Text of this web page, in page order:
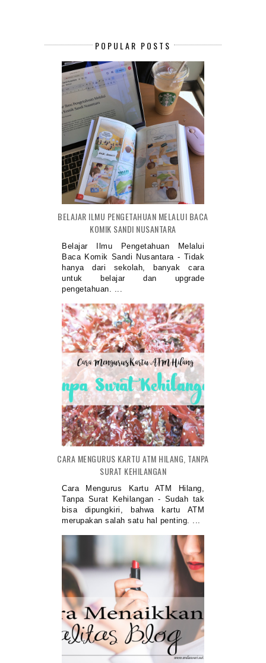
POPULAR POSTS
BELAJAR ILMU PENGETAHUAN MELALUI BACA
KOMIK SANDI NUSANTARA
Belajar Ilmu Pengetahuan Melalui
Baca Komik Sandi Nusantara - Tidak
hanya dari sekolah, banyak cara
untuk belajar dan upgrade
pengetahuan. ...
CARA MENGURUS KARTU ATM HILANG, TANPA
SURAT KEHILANGAN
Cara Mengurus Kartu ATM Hilang,
Tanpa Surat Kehilangan - Sudah tak
bisa dipungkiri, bahwa kartu ATM
merupakan salah satu hal penting. ...